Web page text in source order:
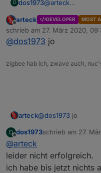
D dos1973@arteck
so die
ordner
git install
Offline
arteck DEVELOPER MOST
schrieb am 27. März 2020,
zuletzt editiert von
@dos1973 jo
zigbee hab ich, zwave auch,
arteck@dos1973 jo
D
Offline
dos1973schrieb am 27.
zuletzt editiert von
@arteck
leider nicht erfolgreich.
ich habe bis jetzt nichts